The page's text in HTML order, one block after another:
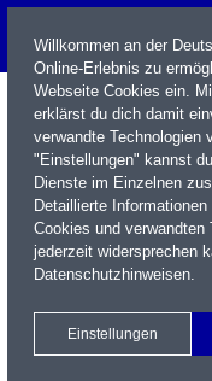
Name / WKN / ISIN / Kürzel
Xetra Realtime
Willkommen an der
Online-Erlebnis zu
Webseite Cookies ein.
erklärst du dich damit
verwandte Technologien
"Einstellungen" kannst
Dienste im Einzelnen
Detaillierte
Cookies und verwandten
jederzeit widersprechen
Datenschutzhinweisen.
Einstellungen